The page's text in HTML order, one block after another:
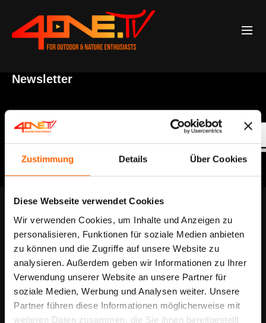
Zustimmung Details Über Cookies
Diese Webseite verwendet Cookies
Wir verwenden Cookies, um Inhalte und Anzeigen zu
personalisieren, Funktionen für soziale Medien anbieten
zu können und die Zugriffe auf unsere Website zu
analysieren. Außerdem geben wir Informationen zu Ihrer
Verwendung unserer Website an unsere Partner für
soziale Medien, Werbung und Analysen weiter. Unsere
Partner führen diese Informationen möglicherweise mit
weiteren Daten zusammen, die Sie ihnen bereitgestellt
Newsletter